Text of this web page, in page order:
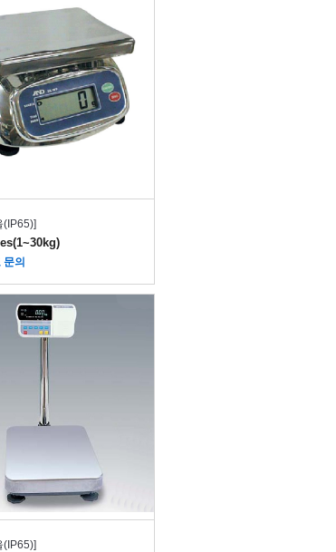
(IP65)]
의
(IP65)]